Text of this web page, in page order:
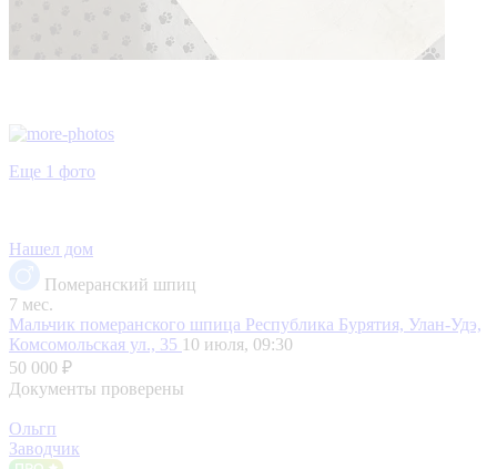
Еще 1 фото
Нашел дом
Померанский шпиц
7 мес.
Мальчик померанского шпица Республика Бурятия, Улан-Удэ,
Комсомольская ул., 35 10 июля, 09:30
50 000 ₽
Документы проверены
Ольгп
Заводчик